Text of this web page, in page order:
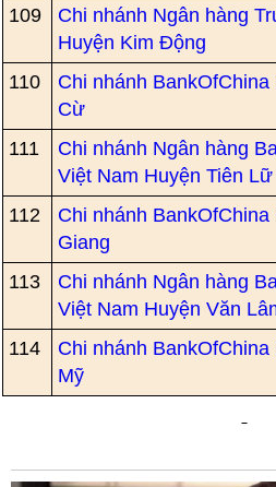
109
Chi nhánh Ngân hàng
Huyện Kim Động
110
Chi nhánh BankOfChina
Cừ
111
Chi nhánh Ngân hàng
Việt Nam Huyện Tiên Lữ
112
Chi nhánh BankOfChina
Giang
113
Chi nhánh Ngân hàng
Việt Nam Huyện Văn
114
Chi nhánh BankOfChina
Mỹ